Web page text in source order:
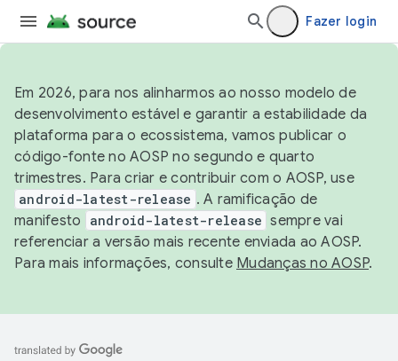
Fazer login
Em 2026, para nos alinharmos ao nosso modelo de
desenvolvimento estável e garantir a estabilidade da
plataforma para o ecossistema, vamos publicar o
código-fonte no AOSP no segundo e quarto
trimestres. Para criar e contribuir com o AOSP, use
android-latest-release . A ramificação de
manifesto
android-latest-release sempre vai
referenciar a versão mais recente enviada ao AOSP.
Para mais informações, consulte Mudanças no AOSP.